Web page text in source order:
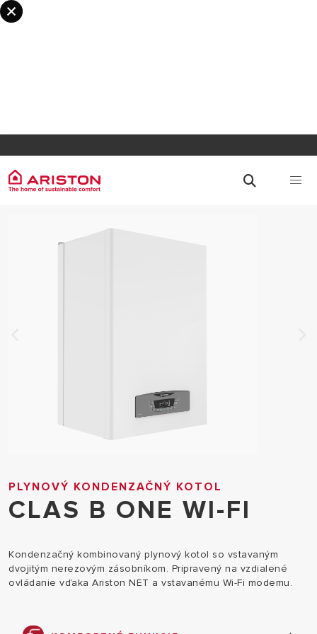
PLYNOVÝ KONDENZAČNÝ KOTOL
CLAS B ONE WI-FI
Kondenzačný kombinovaný plynový kotol so vstavaným
dvojitým nerezovým zásobníkom. Pripravený na vzdialené
ovládanie vďaka Ariston NET a vstavanému Wi-Fi modemu.